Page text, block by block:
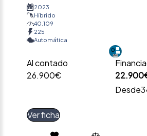
2023
Híbrido
40.109
225
Automática
Al contado
26.900€
Desde
Ver ficha